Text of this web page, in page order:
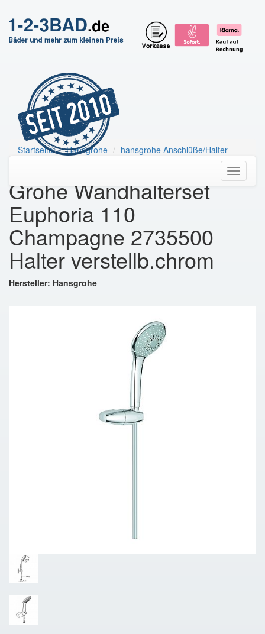
Toggle
Startseite Hansgrohe
hansgrohe Anschlüße/Halter
Grohe Wandhalterset
Euphoria 110
Champagne 2735500
Halter verstellb.chrom
Hersteller: Hansgrohe